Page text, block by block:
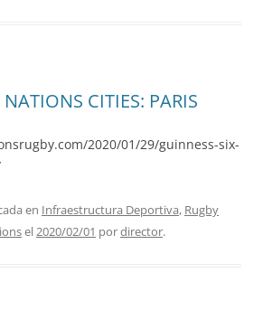
CITIES: PARIS
2020/01/29/guinness-six-
en Infraestructura Deportiva, Rugby
el2020/02/01 pordirector.